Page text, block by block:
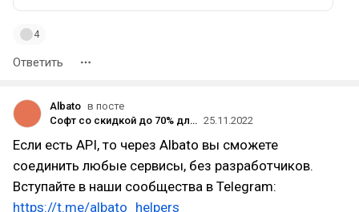
4
Ответить
Albato в посте
Софт со скидкой до 70% для предпринимателей, компаний и фрилансеров 25.11.2022
Если есть API, то через Albato вы сможете
соединить любые сервисы, без разработчиков.
Вступайте в наши сообщества в Telegram:
https://t.me/albato_helpers